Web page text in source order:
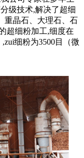
级技术,解决了超细
重晶石、大理石、石
超细粉加工,细度在
细粉为3500目（微